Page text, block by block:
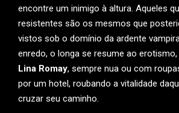
encontre um inimigo à altura. Aqueles
resistentes são os mesmos que
vistos sob o domínio da ardente
enredo, o longa se resume ao
Lina Romay, sempre nua ou com
por um hotel, roubando a vitalidade
cruzar seu caminho.